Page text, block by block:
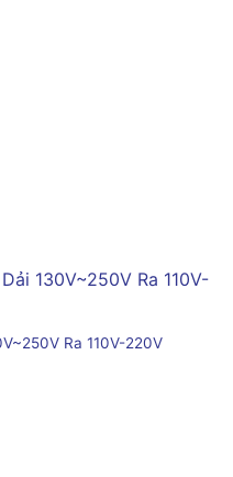
Ra 110V-220V